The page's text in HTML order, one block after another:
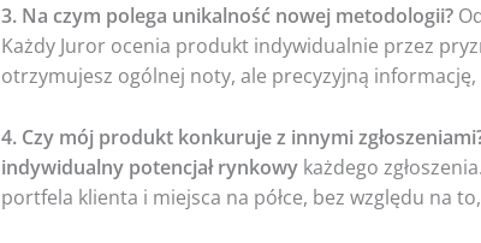
3. Na czym polega unikalność nowej metodologii?
Każdy Juror ocenia produkt indywidualnie przez
otrzymujesz ogólnej noty, ale precyzyjną
4. Czy mój produkt konkuruje z innymi
indywidualny potencjał rynkowykażdego
portfela klienta i miejsca na półce, bez względu na